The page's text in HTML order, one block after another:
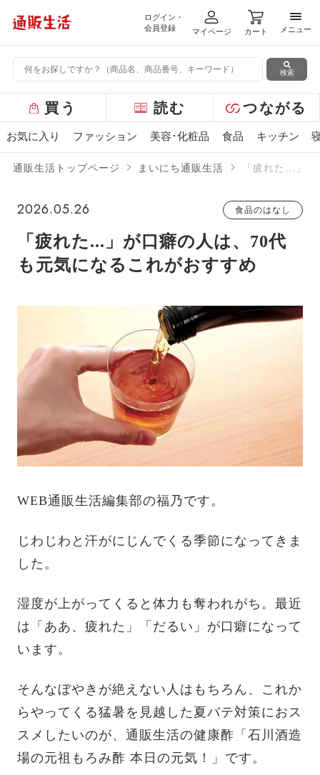
ログイン・
会員登録
マイページ カート
メ
メニュー
検索
ー
バ
買う 読む つながる
お気に入り ファッション 美容･化粧品 食品 キッチン
通販生活トップページ まいにち通販生活 「疲れた...」
2026.05.26 食品のはなし
「疲れた...」が口癖の人は、70代
も元気になるこれがおすすめ
WEB通販生活編集部の福乃です。
じわじわと汗がにじんでくる季節になってきま
した。
湿度が上がってくると体力も奪われがち。最近
は「ああ、疲れた」「だるい」が口癖になって
います。
そんなぼやきが絶えない人はもちろん、これか
らやってくる猛暑を見越した夏バテ対策におス
スメしたいのが、通販生活の健康酢「石川酒造
場の元祖もろみ酢 本日の元気！」です。